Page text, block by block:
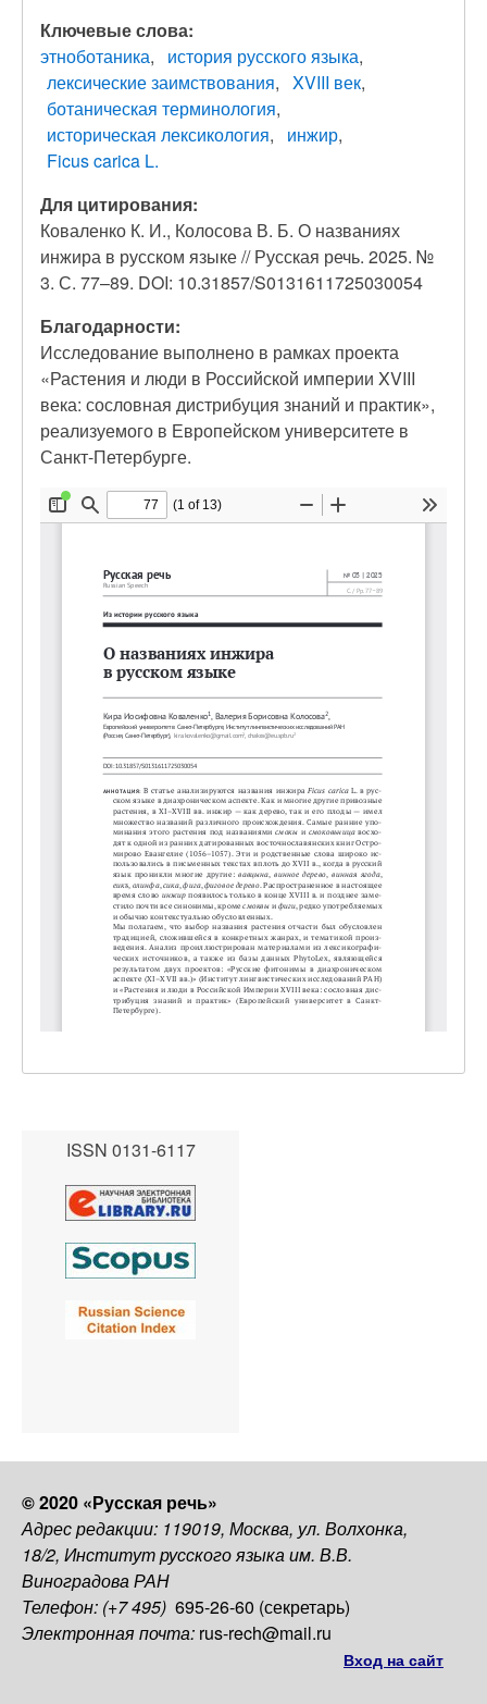
Ключевые слова:
этноботаника
история русского языка
лексические заимствования
XVIII век
ботаническая терминология
историческая лексикология
инжир
Ficus carica L.
Для цитирования:
Коваленко К. И., Колосова В. Б. О названиях
инжира в русском языке // Русская речь. 2025. №
3. С. 77–89. DOI: 10.31857/S0131611725030054
Благодарности:
Исследование выполнено в рамках проекта
«Растения и люди в Российской империи XVIII
века: сословная дистрибуция знаний и практик»,
реализуемого в Европейском университете в
Санкт-Петербурге.
ISSN 0131-6117
© 2020 «Русская речь»
Адрес редакции: 119019, Москва, ул. Волхонка,
18/2, Институт русского языка им. В.В.
Виноградова РАН
Телефон: (+7 495) 695-26-60 (секретарь)
Электронная почта: rus-rech@mail.ru
Вход на сайт